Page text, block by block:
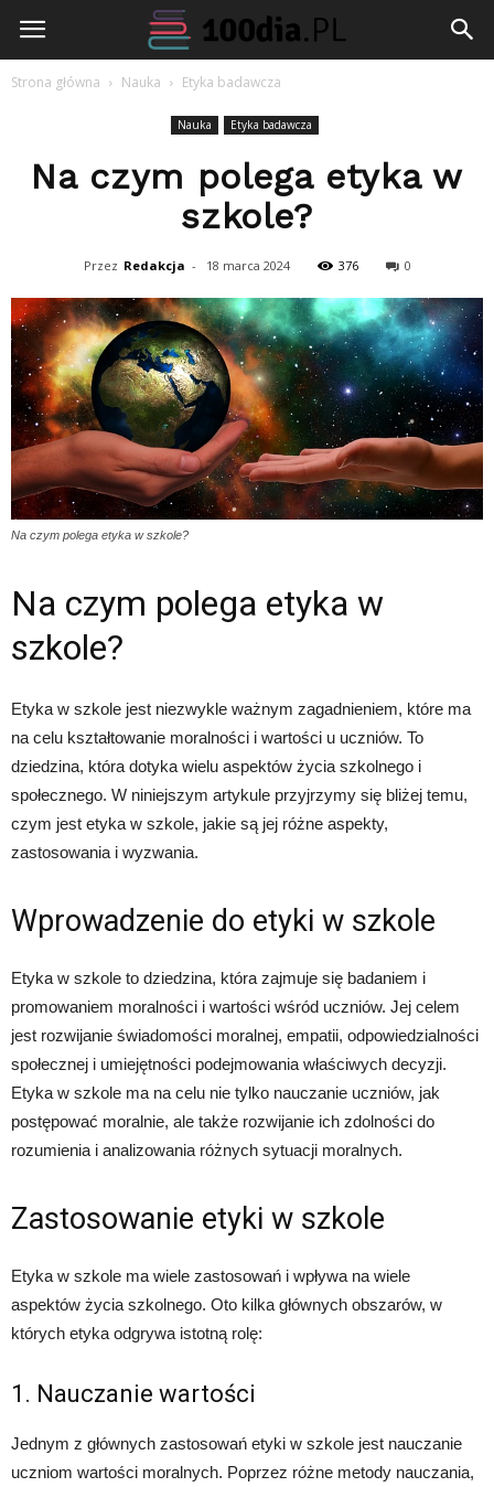
100dia.pl
Strona główna Nauka Etyka badawcza
Nauka Etyka badawcza
Na czym polega etyka w
szkole?
Przez Redakcja - 18 marca 2024 376 0
Na czym polega etyka w szkole?
Na czym polega etyka w
szkole?
Etyka w szkole jest niezwykle ważnym zagadnieniem, które ma
na celu kształtowanie moralności i wartości u uczniów. To
dziedzina, która dotyka wielu aspektów życia szkolnego i
społecznego. W niniejszym artykule przyjrzymy się bliżej temu,
czym jest etyka w szkole, jakie są jej różne aspekty,
zastosowania i wyzwania.
Wprowadzenie do etyki w szkole
Etyka w szkole to dziedzina, która zajmuje się badaniem i
promowaniem moralności i wartości wśród uczniów. Jej celem
jest rozwijanie świadomości moralnej, empatii, odpowiedzialności
społecznej i umiejętności podejmowania właściwych decyzji.
Etyka w szkole ma na celu nie tylko nauczanie uczniów, jak
postępować moralnie, ale także rozwijanie ich zdolności do
rozumienia i analizowania różnych sytuacji moralnych.
Zastosowanie etyki w szkole
Etyka w szkole ma wiele zastosowań i wpływa na wiele
aspektów życia szkolnego. Oto kilka głównych obszarów, w
których etyka odgrywa istotną rolę:
1. Nauczanie wartości
Jednym z głównych zastosowań etyki w szkole jest nauczanie
uczniom wartości moralnych. Poprzez różne metody nauczania,